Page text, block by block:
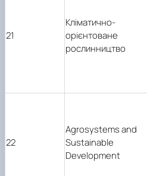
21
Кліматично-
орієнтоване
рослинництво
22
Agrosystems and
Sustainable
Development